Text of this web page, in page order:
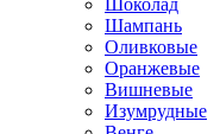
Шампань
Оливковые
Оранжевые
Вишневые
Изумрудные